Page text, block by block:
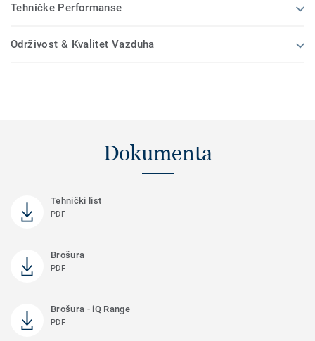
Tehničke Performanse
Održivost & Kvalitet Vazduha
Dokumenta
Tehnički list
PDF
Brošura
PDF
Brošura - iQ Range
PDF